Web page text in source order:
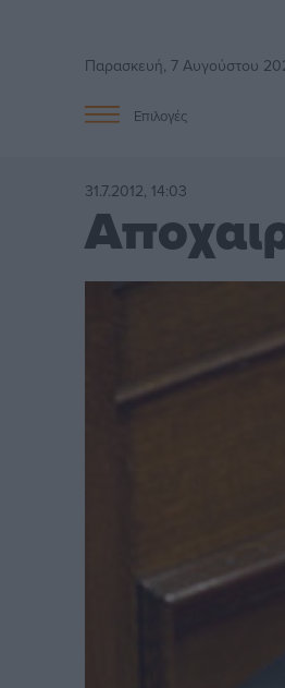
Παρασκευή, 7 Αυγούστου
Επιλογές
31.7.2012, 14:03